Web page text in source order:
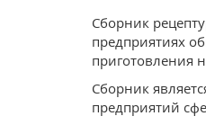
Сборник
предприятиях
приготовления
Сборник
предприятий